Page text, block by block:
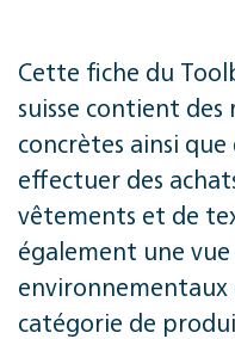
Cette fiche du
suisse contient
concrètes ainsi
effectuer des
vêtements et de
également une vue
catégorie de